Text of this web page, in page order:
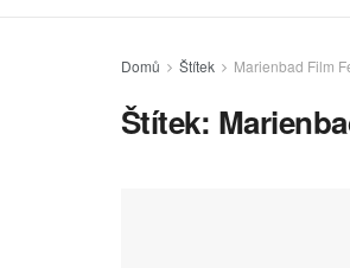
Domů Štítek Marienbad Film
Štítek: